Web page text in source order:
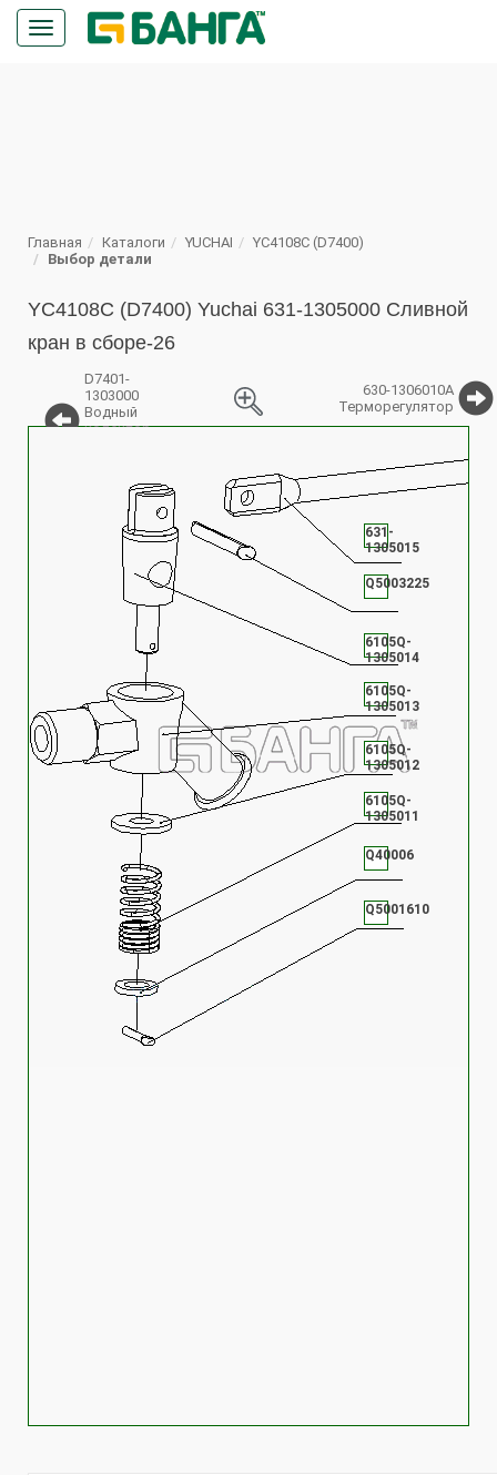
Кнопка
меню
Главная Каталоги YUCHAI
YC4108C (D7400)
Выбор детали
YC4108C (D7400) Yuchai 631-1305000 Сливной
кран в сборе-26
D7401-
1303000
Водный
колектор
630-1306010A
Терморегулятор
631-
1305015
Q5003225
6105Q-
1305014
6105Q-
1305013
6105Q-
1305012
6105Q-
1305011
Q40006
Q5001610